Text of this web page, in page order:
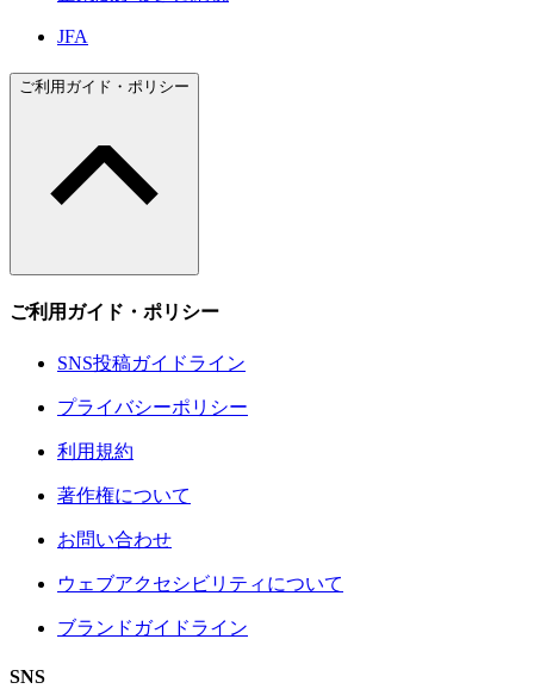
JFA
ご利用ガイド・ポリシー
ご利用ガイド・ポリシー
SNS投稿ガイドライン
プライバシーポリシー
利用規約
著作権について
お問い合わせ
ウェブアクセシビリティについて
ブランドガイドライン
SNS